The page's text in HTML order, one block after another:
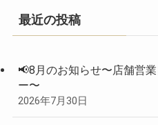
最近の投稿
📢8月のお知らせ〜店舗営
ー〜
2026年7月30日